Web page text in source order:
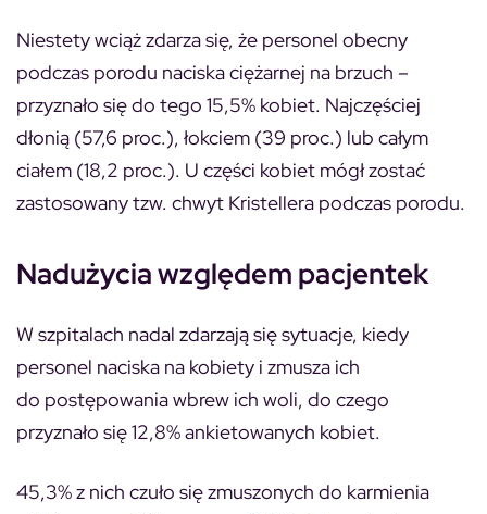
Niestety wciąż zdarza się, że personel obecny
podczas porodu naciska ciężarnej na brzuch –
przyznało się do tego 15,5% kobiet. Najczęściej
dłonią (57,6 proc.), łokciem (39 proc.) lub całym
ciałem (18,2 proc.). U części kobiet mógł zostać
zastosowany tzw. chwyt Kristellera podczas porodu.
Nadużycia względem pacjentek
W szpitalach nadal zdarzają się sytuacje, kiedy
personel naciska na kobiety i zmusza ich
do postępowania wbrew ich woli, do czego
przyznało się 12,8% ankietowanych kobiet.
45,3% z nich czuło się zmuszonych do karmienia